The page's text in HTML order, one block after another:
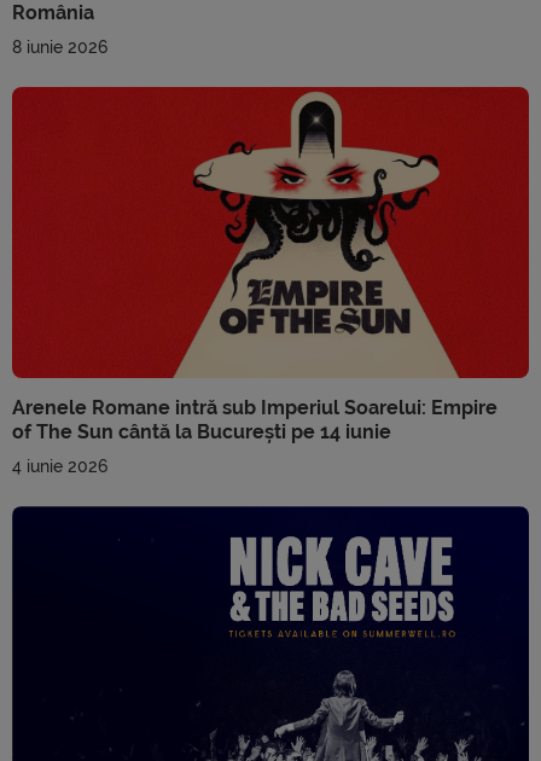
România
8 iunie 2026
Arenele Romane intră sub Imperiul Soarelui: Empire
of The Sun cântă la București pe 14 iunie
4 iunie 2026